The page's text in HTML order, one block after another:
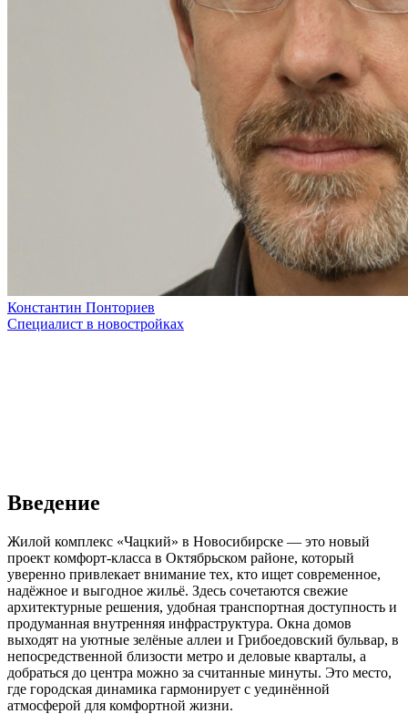
Константин Понториев
Специалист в новостройках
Введение
Жилой комплекс «Чацкий» в Новосибирске — это новый
проект комфорт-класса в Октябрьском районе, который
уверенно привлекает внимание тех, кто ищет современное,
надёжное и выгодное жильё. Здесь сочетаются свежие
архитектурные решения, удобная транспортная доступность и
продуманная внутренняя инфраструктура. Окна домов
выходят на уютные зелёные аллеи и Грибоедовский бульвар, в
непосредственной близости метро и деловые кварталы, а
добраться до центра можно за считанные минуты. Это место,
где городская динамика гармонирует с уединённой
атмосферой для комфортной жизни.